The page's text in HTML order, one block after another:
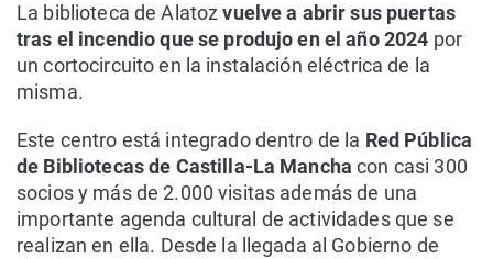
La biblioteca de Alatozvuelve a abrir sus puertas
tras el incendio que se produjo en el año 2024 por
un cortocircuito en la instalación eléctrica de la
misma.
Este centro está integrado dentro de la Red Pública
de Bibliotecas de Castilla-La Manchacon casi 300
socios y más de 2.000 visitas además de una
importante agenda cultural de actividades que se
realizan en ella. Desde la llegada al Gobierno de